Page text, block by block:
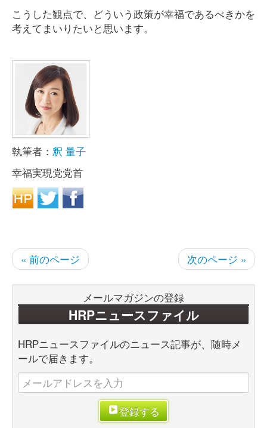
こうした観点で、どういう政策が幸福であるべきかを
考えてまいりたいと思います。
執筆者： 釈 量子
幸福実現党党首
« 前のページ 次のページ »
メールマガジンの登録
HRPニュースファイル
HRPニュースファイルのニュース記事が、随時メ
ールで届きます。
登録する